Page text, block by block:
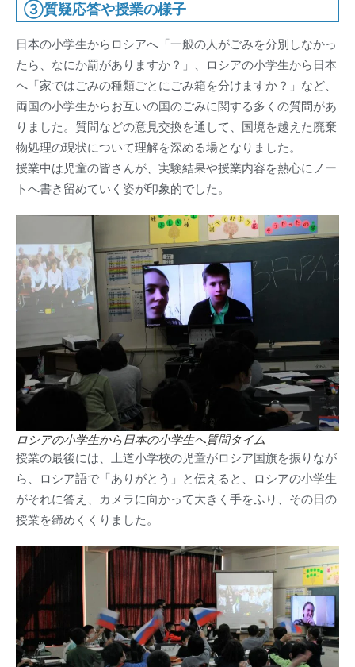
③質疑応答や授業の様子
日本の小学生からロシアへ「一般の人がごみを分別しなかっ
たら、なにか罰がありますか？」、ロシアの小学生から日本
へ「家ではごみの種類ごとにごみ箱を分けますか？」など、
両国の小学生からお互いの国のごみに関する多くの質問があ
りました。質問などの意見交換を通して、国境を越えた廃棄
物処理の現状について理解を深める場となりました。
授業中は児童の皆さんが、実験結果や授業内容を熱心にノー
トへ書き留めていく姿が印象的でした。
ロシアの小学生から日本の小学生へ質問タイム
授業の最後には、上道小学校の児童がロシア国旗を振りなが
ら、ロシア語で「ありがとう」と伝えると、ロシアの小学生
がそれに答え、カメラに向かって大きく手をふり、その日の
授業を締めくくりました。